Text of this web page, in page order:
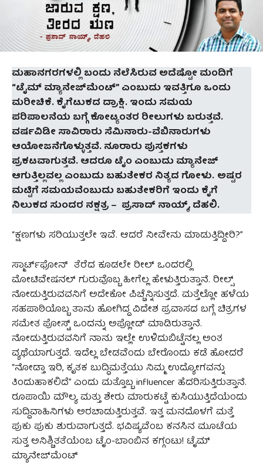
ಮಹಾನಗರಗಳಲ್ಲಿ ಬಂದು ನೆಲೆಸಿರುವ ಅದೆಷ್ಟೋ ಮಂದಿಗೆ
“ಟೈಮ್‌ ಮ್ಯಾನೇಜ್‌ಮೆಂಟ್” ಎಂಬುದು ಇವತ್ತಿಗೂ ಒಂದು
ಮರೀಚಿಕೆ. ಕೈಗೆಟುಕದ ದ್ರಾಕ್ಷಿ. ಇಂದು ಸಮಯ
ಪರಿಪಾಲನೆಯ ಬಗ್ಗೆ ಕೋಟ್ಯಂತರ ರೀಲುಗಳು ಬರುತ್ತವೆ.
ವರ್ಷವಿಡೀ ಸಾವಿರಾರು ಸೆಮಿನಾರು-ವೆಬಿನಾರುಗಳು
ಆಯೋಜನೆಗೊಳ್ಳುತ್ತವೆ. ನೂರಾರು ಪುಸ್ತಕಗಳು
ಪ್ರಕಟವಾಗುತ್ತವೆ. ಆದರೂ ಟೈಂ ಎಂಬುದು ಮ್ಯಾನೇಜ್
ಆಗುತ್ತಿಲ್ಲವಲ್ಲ ಎಂಬುದು ಬಹುತೇಕರ ನಿತ್ಯದ ಗೋಳು. ಅಷ್ಟರ
ಮಟ್ಟಿಗೆ ಸಮಯವೆಂಬುದು ಬಹುತೇಕರಿಗೆ ಇಂದು ಕೈಗೆ
ನಿಲುಕದ ಸುಂದರ ನಕ್ಷತ್ರ – ಪ್ರಸಾದ್‌ ನಾಯ್ಕ್‌, ದೆಹಲಿ.
“ಕ್ಷಣಗಳು ಸರಿಯುತ್ತಲೇ ಇವೆ. ಆದರೆ ನೀವೇನು ಮಾಡುತ್ತಿದ್ದೀರಿ?”
ಸ್ಮಾರ್ಟ್‌ಫೋನ್‌ ತೆರೆದ ಕೂಡಲೇ ರೀಲ್ ಒಂದರಲ್ಲಿ
ಮೋಟಿವೇಷನಲ್ ಗುರುವೊಬ್ಬ ಹೀಗೆಲ್ಲ ಹೇಳುತ್ತಿರುತ್ತಾನೆ. ರೀಲ್ಸ್
ನೋಡುತ್ತಿರುವವನಿಗೆ ಅದೇಕೋ ಪಿಚ್ಚೆನ್ನಿಸುತ್ತದೆ. ಮತ್ತೆಲ್ಲೋ ಹಳೆಯ
ಸಹಪಾಠಿಯೊಬ್ಬ ತಾನು ಹೋಗಿದ್ದ ವಿದೇಶ ಪ್ರವಾಸದ ಬಗ್ಗೆ ಚಿತ್ರಗಳ
ಸಮೇತ ಪೋಸ್ಟ್ ಒಂದನ್ನು ಅಪ್ಲೋಡ್ ಮಾಡಿರುತ್ತಾನೆ.
ನೋಡುತ್ತಿರುವವನಿಗೆ ನಾನು ಇಲ್ಲೇ ಉಳಿದುಬಿಟ್ಟೆನಲ್ಲ ಅಂತ
ವ್ಯಥೆಯಾಗುತ್ತದೆ. ಇದೆಲ್ಲ ಬೇಡವೆಂದು ಬೇರೊಂದು ಕಡೆ ಹೋದರೆ
“ನೋಡ್ತಾ ಇರಿ, ಕೃತಕ ಬುದ್ಧಿಮತ್ತೆಯು ನಿಮ್ಮ ಉದ್ಯೋಗವನ್ನು
ತಿಂದುಹಾಕಲಿದೆ” ಎಂದು ಮತ್ತೊಬ್ಬ influencer ಹೆದರಿಸುತ್ತಿರುತ್ತಾನೆ.
ರೂಪಾಯಿ ಮೌಲ್ಯ ಮತ್ತು ಶೇರು ಮಾರುಕಟ್ಟೆ ಕುಸಿಯುತ್ತಿದೆಯೆಂದು
ಸುದ್ದಿವಾಹಿನಿಗಳು ಅರಚಾಡುತ್ತಿರುತ್ತವೆ. ಇತ್ತ ಮನದೊಳಗೆ ಮತ್ತೆ
ಪುಕು ಪುಕು ಶುರುವಾಗುತ್ತದೆ. ಭವಿಷ್ಯವೆಂಬ ಕನಸಿನ ಮೂಟೆಯ
ಸುತ್ತ ಅನಿಶ್ಚಿತತೆಯೆಂಬ ಟೈಂ-ಬಾಂಬಿನ ಕಗ್ಗಂಟು! ಟೈಮ್‌
ಮ್ಯಾನೇಜ್‌ಮೆಂಟ್